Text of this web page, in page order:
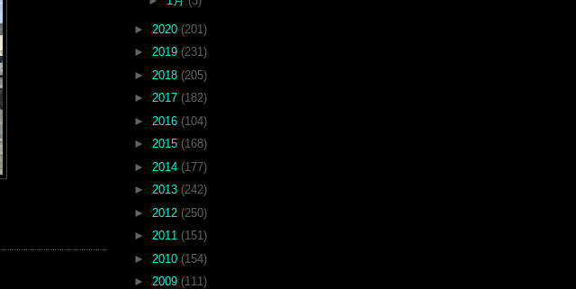
► 2020 (201)
► 2019 (231)
► 2018 (205)
► 2017 (182)
► 2016 (104)
► 2015 (168)
► 2014 (177)
► 2013 (242)
► 2012 (250)
► 2011 (151)
► 2010 (154)
► 2009 (111)